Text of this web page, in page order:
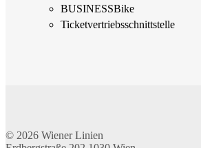
BUSINESSBike
Ticketvertriebs­schnittstelle
© 2026 Wiener Linien